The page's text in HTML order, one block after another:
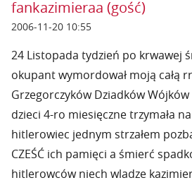
fankazimieraa (gość)
2006-11-20 10:55
24 Listopada tydzień po krwawej
okupant wymordował moją całą
Grzegorczyków Dziadków
dzieci 4-ro miesięczne trzymała
hitlerowiec jednym strzałem
CZEŚĆ ich pamięci a śmierć
hitlerowców niech wladze